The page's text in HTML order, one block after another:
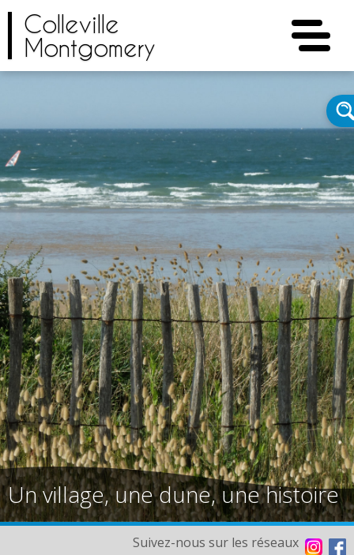
Colleville
Montgomery
Un village, une dune, une histoire
Suivez-nous sur les réseaux